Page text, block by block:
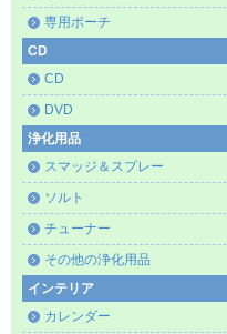
専用ポーチ
CD
CD
DVD
浄化用品
スマッジ＆スプレー
ソルト
チューナー
その他の浄化用品
インテリア
カレンダー